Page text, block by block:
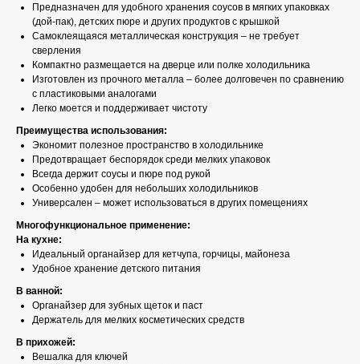
Предназначен для удобного хранения соусов в мягких упаковках
(дой-пак), детских пюре и других продуктов с крышкой
Самоклеящаяся металлическая конструкция – не требует
сверления
Компактно размещается на дверце или полке холодильника
Изготовлен из прочного металла – более долговечен по сравнению
с пластиковыми аналогами
Легко моется и поддерживает чистоту
Преимущества использования:
Экономит полезное пространство в холодильнике
Предотвращает беспорядок среди мелких упаковок
Всегда держит соусы и пюре под рукой
Особенно удобен для небольших холодильников
Универсален – может использоваться в других помещениях
Многофункциональное применение:
На кухне:
Идеальный органайзер для кетчупа, горчицы, майонеза
Удобное хранение детского питания
В ванной:
Органайзер для зубных щеток и паст
Держатель для мелких косметических средств
В прихожей:
Вешалка для ключей